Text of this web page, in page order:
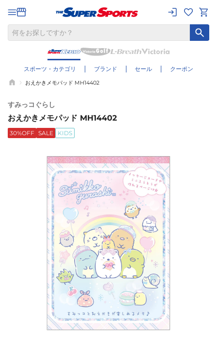
スポーツ・カテゴリ ブランド セール クーポン
おえかきメモパッド MH14402
すみっコぐらし
おえかきメモパッド MH14402
30%OFF SALE KIDS